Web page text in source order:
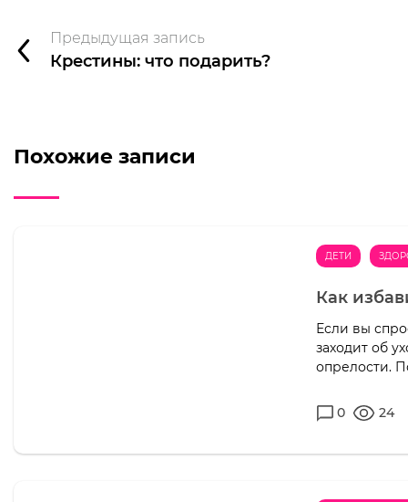
Предыдущая запись
Крестины: что подарить?
Похожие записи
ДЕТИ
Как
Если вы
заходит об
опрелости.
0 24